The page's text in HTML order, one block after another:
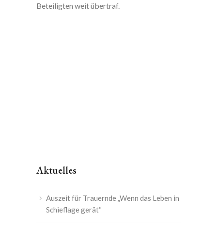
Beteiligten weit übertraf.
Aktuelles
Auszeit für Trauernde „Wenn das Leben in
Schieflage gerät“